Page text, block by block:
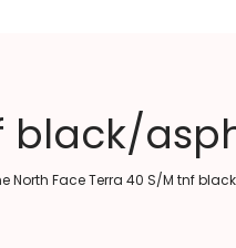
black/
North Face Terra 40 S/M tnf